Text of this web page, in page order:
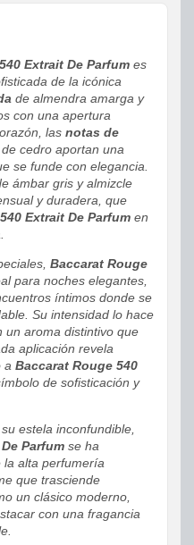
Extrait De Parfum es
de la icónica
de almendra amarga y
con una apertura
las notas de
cedro aportan una
se funde con elegancia.
ámbar gris y almizcle
y duradera, que
Extrait De Parfum en
Baccarat Rouge
para noches elegantes,
íntimos donde se
Su intensidad lo hace
un aroma distintivo que
aplicación revela
a Baccarat Rouge 540
de sofisticación y
estela inconfundible,
Parfum se ha
la alta perfumería
que trasciende
un clásico moderno,
con una fragancia